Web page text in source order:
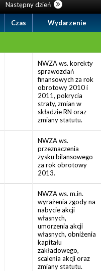
Następny dzień
Czas Wydarzenie
NWZA ws. korekty
sprawozdań
finansowych za rok
obrotowy 2010 i
2011, pokrycia
straty, zmian w
składzie RN oraz
zmiany statutu.
NWZA ws.
przeznaczenia
zysku bilansowego
za rok obrotowy
2013.
NWZA ws. m.in.
wyrażenia zgody na
nabycie akcji
własnych,
umorzenia akcji
własnych, obniżenia
kapitału
zakładowego,
scalenia akcji oraz
zmiany statutu.